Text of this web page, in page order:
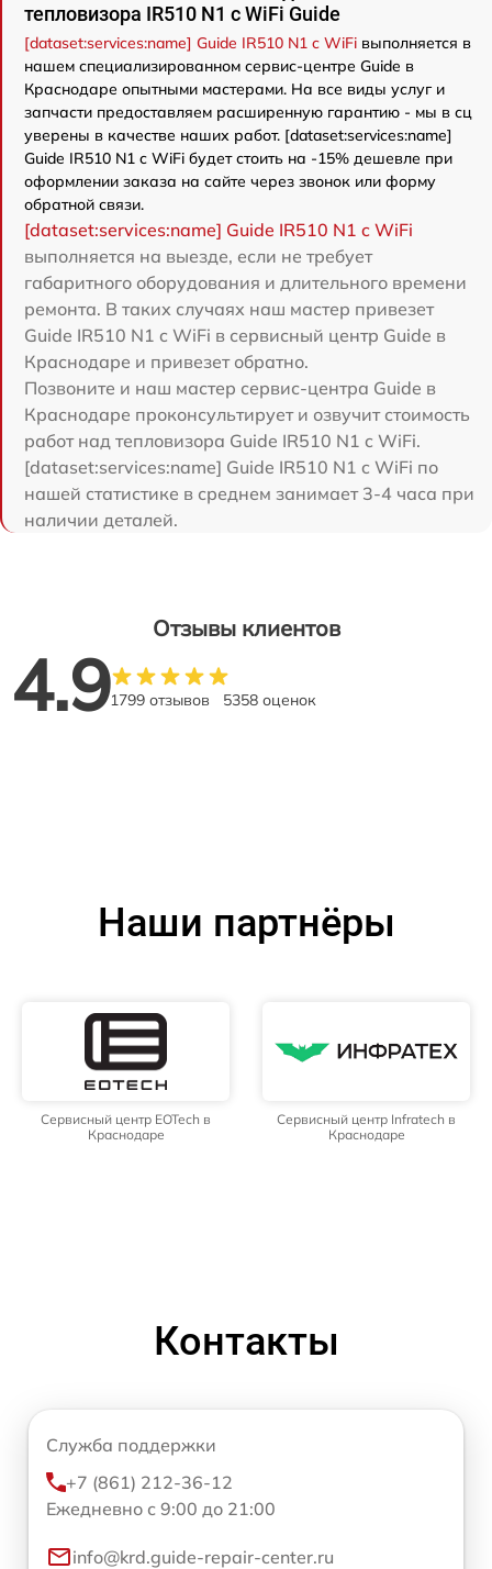
тепловизора IR510 N1 c WiFi Guide
[dataset:services:name] Guide IR510 N1 c WiFi выполняется в
нашем специализированном сервис-центре Guide в
Краснодаре опытными мастерами. На все виды услуг и
запчасти предоставляем расширенную гарантию - мы в сц
уверены в качестве наших работ. [dataset:services:name]
Guide IR510 N1 c WiFi будет стоить на -15% дешевле при
оформлении заказа на сайте через звонок или форму
обратной связи.
[dataset:services:name] Guide IR510 N1 c WiFi
выполняется на выезде, если не требует
габаритного оборудования и длительного времени
ремонта. В таких случаях наш мастер привезет
Guide IR510 N1 c WiFi в сервисный центр Guide в
Краснодаре и привезет обратно.
Позвоните и наш мастер сервис-центра Guide в
Краснодаре проконсультирует и озвучит стоимость
работ над тепловизора Guide IR510 N1 c WiFi.
[dataset:services:name] Guide IR510 N1 c WiFi по
нашей статистике в среднем занимает 3-4 часа при
наличии деталей.
Отзывы клиентов
4.91799 отзывов 5358 оценок
Наши партнёры
Сервисный центр EOTech в
Краснодаре
Сервисный центр Infratech в
Краснодаре
Контакты
Служба поддержки
+7 (861) 212-36-12
Ежедневно с 9:00 до 21:00
info@krd.guide-repair-center.ru